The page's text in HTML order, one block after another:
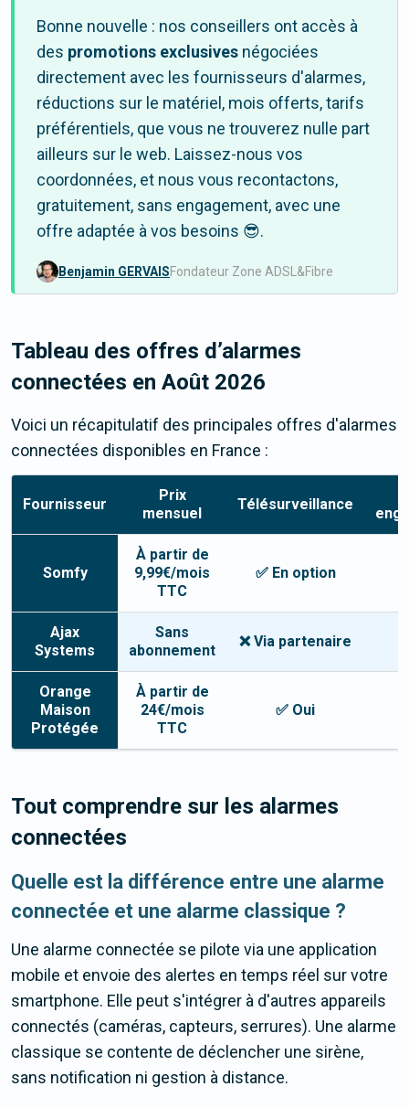
Bonne nouvelle : nos conseillers ont accès à
des promotions exclusives négociées
directement avec les fournisseurs d'alarmes,
réductions sur le matériel, mois offerts, tarifs
préférentiels, que vous ne trouverez nulle part
ailleurs sur le web. Laissez-nous vos
coordonnées, et nous vous recontactons,
gratuitement, sans engagement, avec une
offre adaptée à vos besoins 😎.
Benjamin GERVAISFondateur Zone ADSL&Fibre
Tableau des offres d’alarmes
connectées en Août 2026
Voici un récapitulatif des principales offres d'alarmes
connectées disponibles en France :
Fournisseur
Prix
mensuel
Télésurveillance
Somfy
À partir de
9,99€/mois
TTC
✅ En option
Ajax
Systems
Sans
abonnement
❌ Via partenaire
Orange
Maison
Protégée
À partir de
24€/mois
TTC
✅ Oui
Tout comprendre sur les alarmes
connectées
Quelle est la différence entre une alarme
connectée et une alarme classique ?
Une alarme connectée se pilote via une application
mobile et envoie des alertes en temps réel sur votre
smartphone. Elle peut s'intégrer à d'autres appareils
connectés (caméras, capteurs, serrures). Une alarme
classique se contente de déclencher une sirène,
sans notification ni gestion à distance.